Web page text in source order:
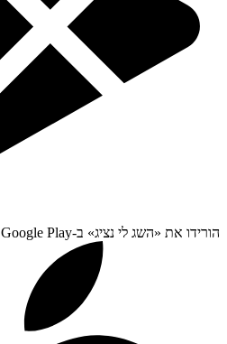
הורידו את «השג לי נציג» ב-Google Play